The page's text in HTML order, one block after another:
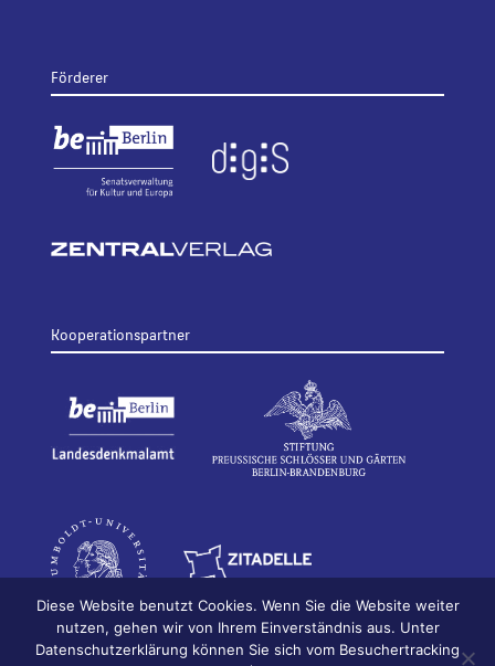
Förderer
Kooperationspartner
Diese Website benutzt Cookies. Wenn Sie die Website weiter
nutzen, gehen wir von Ihrem Einverständnis aus. Unter
Datenschutzerklärung können Sie sich vom Besuchertracking